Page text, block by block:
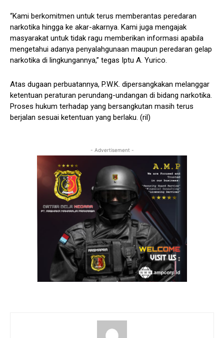
“Kami berkomitmen untuk terus memberantas peredaran
narkotika hingga ke akar-akarnya. Kami juga mengajak
masyarakat untuk tidak ragu memberikan informasi apabila
mengetahui adanya penyalahgunaan maupun peredaran gelap
narkotika di lingkungannya,” tegas Iptu A. Yurico.
Atas dugaan perbuatannya, P.W.K. dipersangkakan melanggar
ketentuan peraturan perundang-undangan di bidang narkotika.
Proses hukum terhadap yang bersangkutan masih terus
berjalan sesuai ketentuan yang berlaku. (ril)
- Advertisement -